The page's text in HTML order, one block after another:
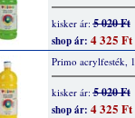
kisker ár:5 020 Ft
shop ár: 4 325 Ft
Primo acrylfesték,
kisker ár:5 020 Ft
shop ár: 4 325 Ft